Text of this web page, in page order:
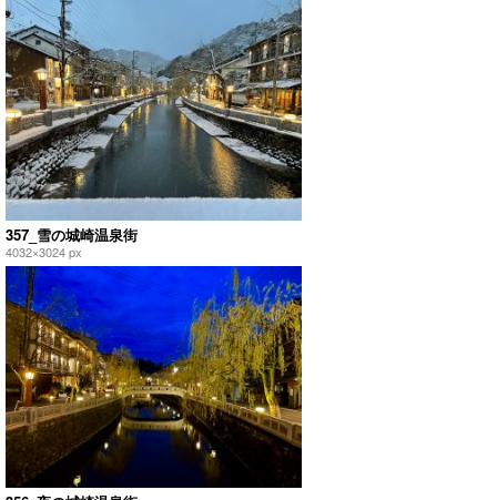
357_雪の城崎温泉街
4032×3024 px